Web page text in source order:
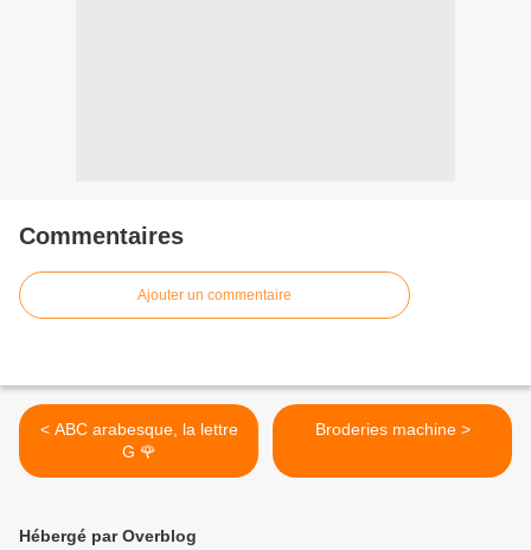
Commentaires
Ajouter un commentaire
< ABC arabesque, la lettre
G 🌹
Broderies machine >
Hébergé par Overblog